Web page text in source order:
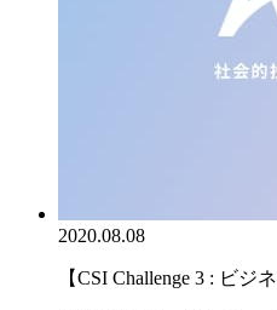
2020.08.08
【CSI Challenge 3 : ビジ